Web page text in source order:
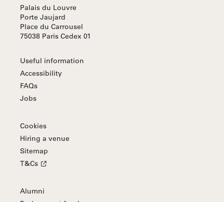
Palais du Louvre
Porte Jaujard
Place du Carrousel
75038 Paris Cedex 01
Useful information
Accessibility
FAQs
Jobs
Cookies
Hiring a venue
Sitemap
T&Cs
Alumni